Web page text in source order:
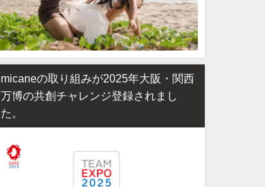
micaneの取り組みが2025年大阪・関西
万博の共創チャレンジ登録されまし
た。